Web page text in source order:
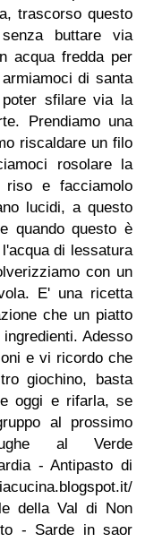
trascorso questo
buttare via
acqua fredda per
di santa
sfilare via la
Prendiamo una
riscaldare un filo
rosolare la
riso e facciamolo
lucidi, a questo
quando questo è
di lessatura
con un
E' una ricetta
che un piatto
Adesso
e vi ricordo che
giochino, basta
oggi e rifarla, se
al prossimo
al Verde
- Antipasto di
della Val di Non
- Sarde in saor